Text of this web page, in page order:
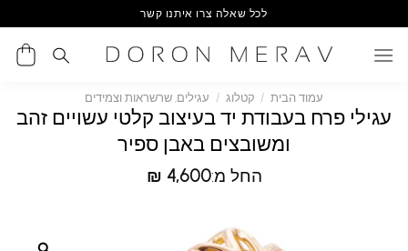
to
content
לכל שאלה צרו איתנו קשר
עמוד הבית / קטלוג / עגילים, שרשראות וצמידים
עגילי פרח בעבודת יד בעיצוב קלטי עשויים זהב
ומשובצים באבן ספיר
החל מ: ₪ 4,600